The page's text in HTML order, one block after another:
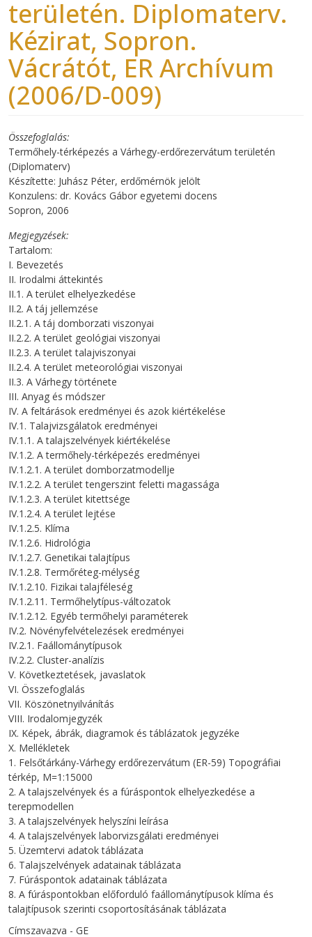
területén. Diplomaterv.
Kézirat, Sopron.
Vácrátót, ER Archívum
(2006/D-009)
Összefoglalás
Termőhely-térképezés a Várhegy-erdőrezervátum területén
(Diplomaterv)
Készítette: Juhász Péter, erdőmérnök jelölt
Konzulens: dr. Kovács Gábor egyetemi docens
Sopron, 2006
Megjegyzések
Tartalom:
I. Bevezetés
II. Irodalmi áttekintés
II.1. A terület elhelyezkedése
II.2. A táj jellemzése
II.2.1. A táj domborzati viszonyai
II.2.2. A terület geológiai viszonyai
II.2.3. A terület talajviszonyai
II.2.4. A terület meteorológiai viszonyai
II.3. A Várhegy története
III. Anyag és módszer
IV. A feltárások eredményei és azok kiértékelése
IV.1. Talajvizsgálatok eredményei
IV.1.1. A talajszelvények kiértékelése
IV.1.2. A termőhely-térképezés eredményei
IV.1.2.1. A terület domborzatmodellje
IV.1.2.2. A terület tengerszint feletti magassága
IV.1.2.3. A terület kitettsége
IV.1.2.4. A terület lejtése
IV.1.2.5. Klíma
IV.1.2.6. Hidrológia
IV.1.2.7. Genetikai talajtípus
IV.1.2.8. Termőréteg-mélység
IV.1.2.10. Fizikai talajféleség
IV.1.2.11. Termőhelytípus-változatok
IV.1.2.12. Egyéb termőhelyi paraméterek
IV.2. Növényfelvételezések eredményei
IV.2.1. Faállománytípusok
IV.2.2. Cluster-analízis
V. Következtetések, javaslatok
VI. Összefoglalás
VII. Köszönetnyilvánítás
VIII. Irodalomjegyzék
IX. Képek, ábrák, diagramok és táblázatok jegyzéke
X. Mellékletek
1. Felsőtárkány-Várhegy erdőrezervátum (ER-59) Topográfiai
térkép, M=1:15000
2. A talajszelvények és a fúráspontok elhelyezkedése a
terepmodellen
3. A talajszelvények helyszíni leírása
4. A talajszelvények laborvizsgálati eredményei
5. Üzemtervi adatok táblázata
6. Talajszelvények adatainak táblázata
7. Fúráspontok adatainak táblázata
8. A fúráspontokban előforduló faállománytípusok klíma és
talajtípusok szerinti csoportosításának táblázata
Címszavazva - GE